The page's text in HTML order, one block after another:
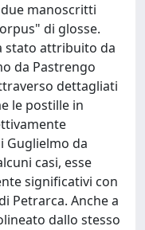
manoscritti
di glosse.
stato attribuito da
da Pastrengo
dettagliati
le postille in
Guglielmo da
casi, esse
significativi con
Petrarca. Anche a
dallo stesso